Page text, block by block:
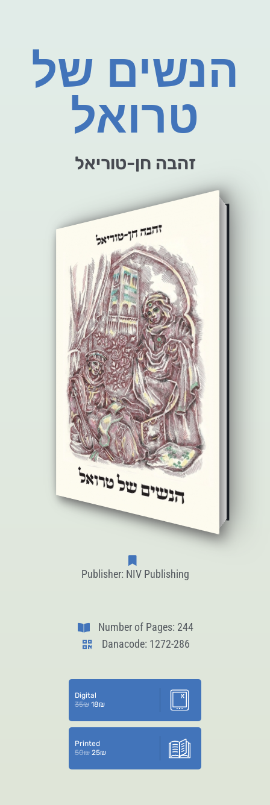
הנשים של
טרואל
זהבה חן-טוריאל
Publisher: NIV Publishing
Number of Pages: 244
Danacode: 1272-286
Digital
35₪ 18₪
Printed
50₪ 25₪